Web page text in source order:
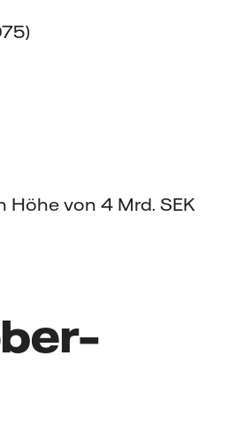
Höhe von 4 Mrd. SEK